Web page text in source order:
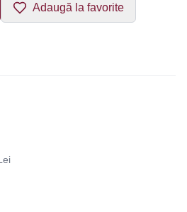
Adaugă la favorite